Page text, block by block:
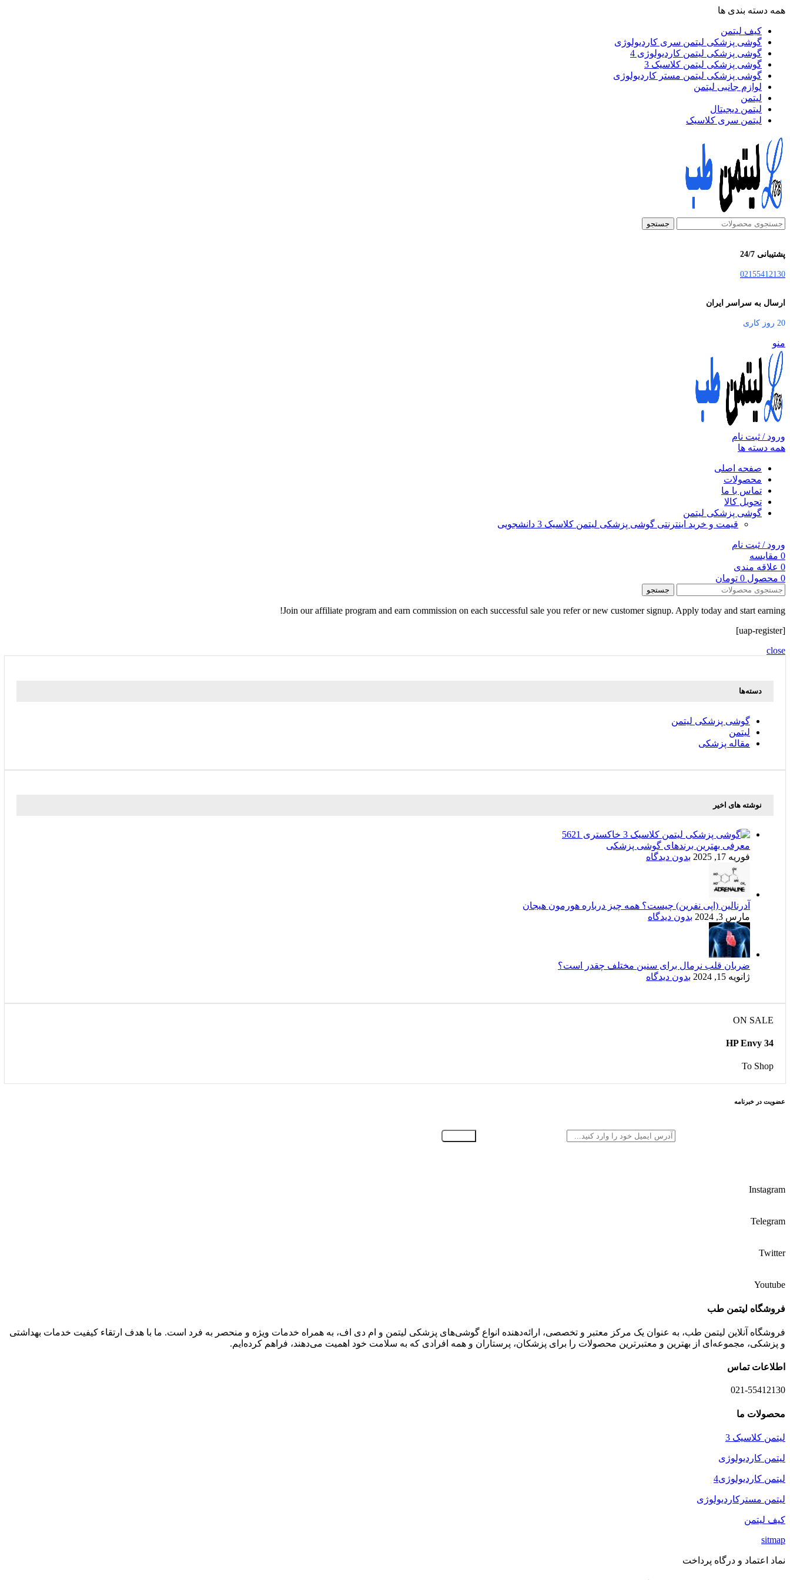
همه دسته بندی ها
کیف لیتمن
گوشی پزشکی لیتمن سری کاردیولوژی
گوشی پزشکی لیتمن کاردیولوژی 4
گوشی پزشکی لیتمن کلاسیک 3
گوشی پزشکی لیتمن مستر کاردیولوژی
لوازم جانبی لیتمن
لیتمن
لیتمن دیجیتال
لیتمن سری کلاسیک
جستجو
پشتیبانی 24/7
02155412130
ارسال به سراسر ایران
20 روز کاری
منو
ورود / ثبت نام
همه دسته ها
صفحه اصلی
محصولات
تماس با ما
تحویل کالا
گوشی پزشکی لیتمن
قیمت و خرید اینترنتی گوشی پزشکی لیتمن کلاسیک 3 دانشجویی
ورود / ثبت نام
0 مقایسه
0 علاقه مندی
0 محصول 0 تومان
جستجو
Join our affiliate program and earn commission on each successful sale you refer or new customer signup. Apply today and start earning!
[uap-register]
close
دسته‌ها
گوشی پزشکی لیتمن
لیتمن
مقاله پزشکی
نوشته های اخیر
معرفی بهترین برندهای گوشی پزشکی
فوریه 17, 2025
بدون دیدگاه
آدرنالین (اپی نفرین) چیست؟ همه چیز درباره هورمون هیجان
مارس 3, 2024
بدون دیدگاه
ضربان قلب نرمال برای سنین مختلف چقدر است؟
ژانویه 15, 2024
بدون دیدگاه
ON SALE
HP Envy 34
To Shop
عضویت در خبرنامه
Instagram
Telegram
Twitter
Youtube
فروشگاه لیتمن طب
فروشگاه آنلاین لیتمن طب، به عنوان یک مرکز معتبر و تخصصی، ارائه‌دهنده انواع گوشی‌های پزشکی لیتمن و ام دی اف، به همراه خدمات ویژه و منحصر به فرد است. ما با هدف ارتقاء کیفیت خدمات بهداشتی
و پزشکی، مجموعه‌ای از بهترین و معتبرترین محصولات را برای پزشکان، پرستاران و همه افرادی که به سلامت خود اهمیت می‌دهند، فراهم کرده‌ایم.
اطلاعات تماس
021-55412130
محصولات ما
لیتمن کلاسیک 3
لیتمن کاردیولوژی
لیتمن کاردیولوژی4
لیتمن مسترکاردیولوژی
کیف لیتمن
sitmap
نماد اعتماد و درگاه پرداخت